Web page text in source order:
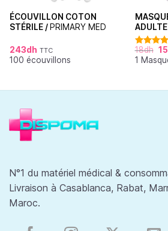
ÉCOUVILLON COTON
STÉRILE / PRIMARY MED
243dh TTC
100 écouvillons
Note
sur 5
18dh 15
1
N°1 du matériel médical &
Livraison à Casablanca, Rabat,
Maroc.